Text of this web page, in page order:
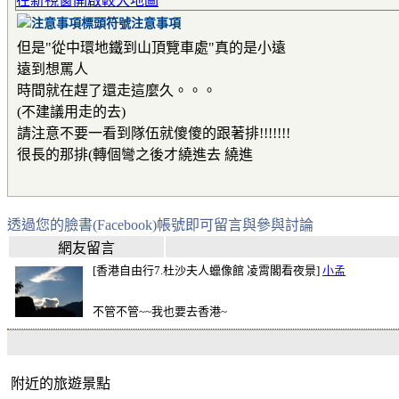
注意事項
但是"從中環地鐵到山頂覽車處"真的是小遠
遠到想罵人
時間就在趕了還走這麼久。。。
(不建議用走的去)
請注意不要一看到隊伍就傻傻的跟著排!!!!!!!
很長的那排(轉個彎之後才繞進去 繞進
透過您的臉書(Facebook)帳號即可留言與參與討論
網友留言
[香港自由行7.杜沙夫人蠟像館 凌霄閣看夜景] 小孟
不管不管~~我也要去香港~
附近的旅遊景點